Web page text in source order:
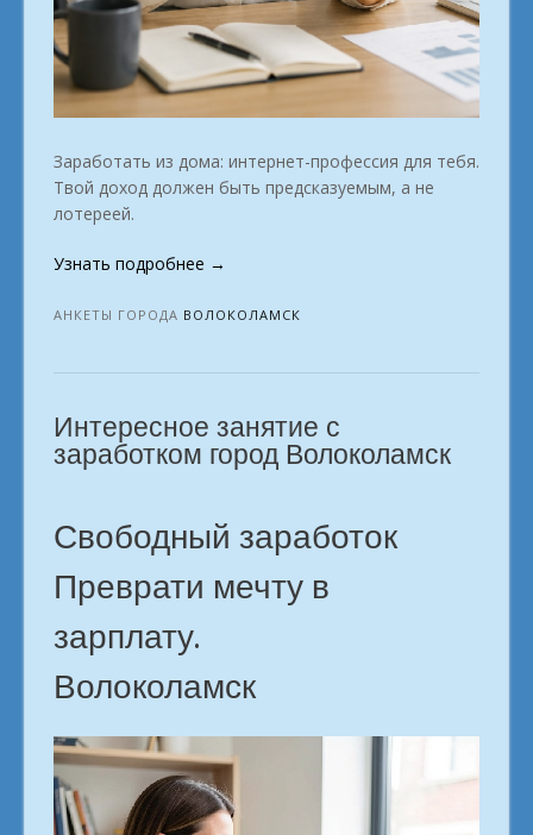
Заработать из дома: интернет-профессия для тебя.
Твой доход должен быть предсказуемым, а не
лотереей.
Узнать подробнее «Удалёнка:
старт.
→
АНКЕТЫ ГОРОДА ВОЛОКОЛАМСК
Интересное занятие с
заработком город Волоколамск
Свободный заработок
Преврати мечту в
зарплату.
Волоколамск